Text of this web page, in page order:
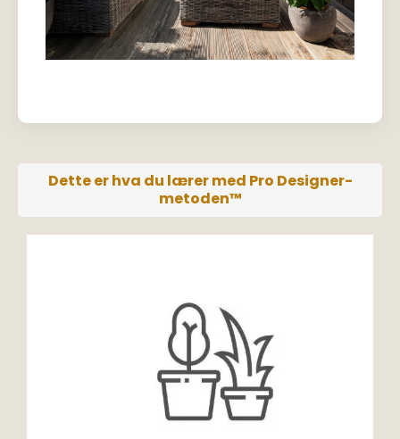
Dette er hva du lærer med Pro Designer-
metoden™